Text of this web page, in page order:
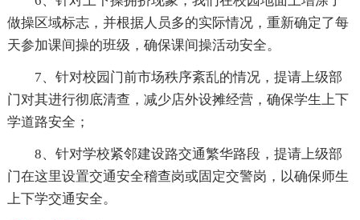
做操区域标志，并根据人员多的实际情况，重新确定了每
天参加课间操的班级，确保课间操活动安全。
7、针对校园门前市场秩序紊乱的情况，提请上级部
门对其进行彻底清查，减少店外设摊经营，确保学生上下
学道路安全；
8、针对学校紧邻建设路交通繁华路段，提请上级部
门在这里设置交通安全稽查岗或固定交警岗，以确保师生
上下学交通安全。